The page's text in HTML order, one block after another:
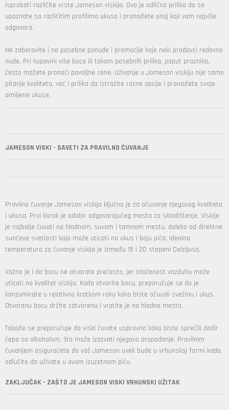
isprobati različite vrste Jameson viskija. Ovo je odlična prilika da se
upoznate sa različitim profilima ukusa i pronađete onaj koji vam najviše
odgovara.
Ne zaboravite i na posebne ponude i promocije koje neki prodavci redovno
nude. Pri kupovini više boca ili tokom posebnih prilika, poput praznika,
često možete pronaći povoljne cene. Uživanje u Jameson viskiju nije samo
pitanje kvaliteta, već i prilika da istražite razne opcije i pronađete svoje
omiljene ukuse.
JAMESON VISKI - SAVETI ZA PRAVILNO ČUVANJE
Pravilno čuvanje Jameson viskija ključno je za očuvanje njegovog kvaliteta
i ukusa. Prvi korak je odabir odgovarajućeg mesta za skladištenje. Viskije
je najbolje čuvati na hladnom, suvom i tamnom mestu, daleko od direktne
sunčeve svetlosti koja može uticati na ukus i boju pića. Idealna
temperatura za čuvanje viskija je između 15 i 20 stepeni Celzijusa.
Važno je i da bocu ne otvarate prečesto, jer izloženost vazduhu može
uticati na kvalitet viskija. Kada otvorite bocu, preporučuje se da je
konzumirate u relativno kratkom roku kako biste očuvali svežinu i ukus.
Otvorenu bocu držite zatvorenu i vratite je na hladno mesto.
Takođe se preporučuje da viski čuvate uspravno kako biste sprečili dodir
čepa sa alkoholom, što može izazvati njegovo propadanje. Pravilnim
čuvanjem osiguraćete da vaš Jameson uvek bude u vrhunskoj formi kada
odlučite da uživate u ovom izuzetnom piću.
ZAKLJUČAK - ZAŠTO JE JAMESON VISKI VRHUNSKI UŽITAK